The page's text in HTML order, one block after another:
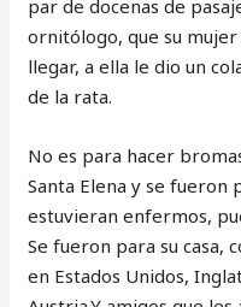
par de docenas de
ornitólogo, que su mujer
llegar, a ella le dio un
de la rata.
No es para hacer
Santa Elena y se fueron
estuvieran enfermos,
Se fueron para su casa,
en Estados Unidos,